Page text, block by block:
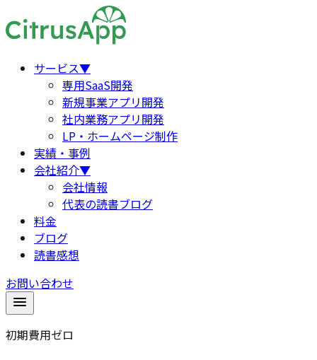
サービス▼
専用SaaS開発
新規事業アプリ開発
社内業務アプリ開発
LP・ホームページ制作
実績・事例
会社紹介▼
会社情報
代表の読書ブログ
料金
ブログ
読書感想
お問い合わせ
初期費用ゼロ